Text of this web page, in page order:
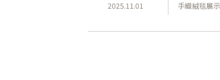
2025.11.01 手織絨毯展